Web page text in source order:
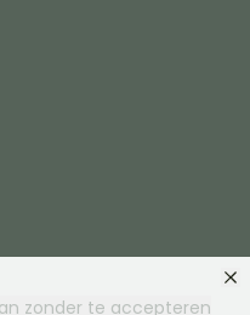
zonder te accepteren